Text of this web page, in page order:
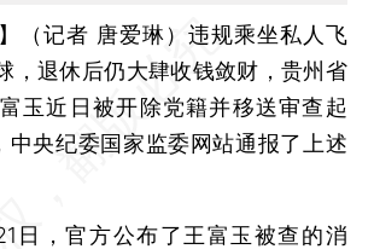
（记者 唐爱琳） 违规乘坐私人飞
，退休后仍大肆收钱敛财，贵州省
玉近日被开除党籍并移送审查起
中央纪委国家监委网站通报了上述
，官方公布了王富玉被查的消